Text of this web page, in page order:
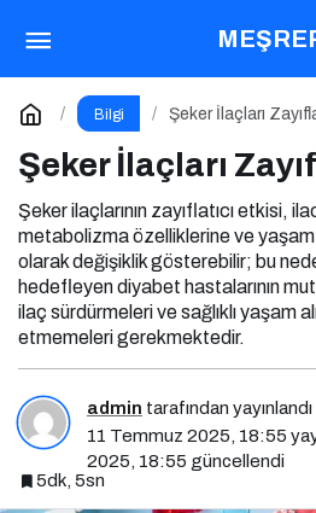
Bilgi Şeker İlaçları
Şeker İlaçları
Şeker ilaçlarının zayıflatıcı etkisi,
metabolizma özelliklerine ve yaşam
olarak değişiklik gösterebilir; bu
hedefleyen diyabet hastalarının
ilaç sürdürmeleri ve sağlıklı yaşam
etmemeleri gerekmektedir.
admin tarafından yayınlandı
11 Temmuz 2025, 18:55
2025, 18:55 güncellendi
5dk, 5sn
Şeker İlaçları Zayıflatır